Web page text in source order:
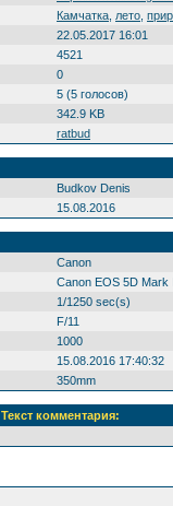
Камчатка лето
22.05.2017 16:01
4521
0
5 (5 голосов)
342.9 KB
ratbud
Budkov Denis
15.08.2016
Canon
Canon EOS 5D Mark
1/1250 sec(s)
F/11
1000
15.08.2016 17:40:32
350mm
Текст комментария: